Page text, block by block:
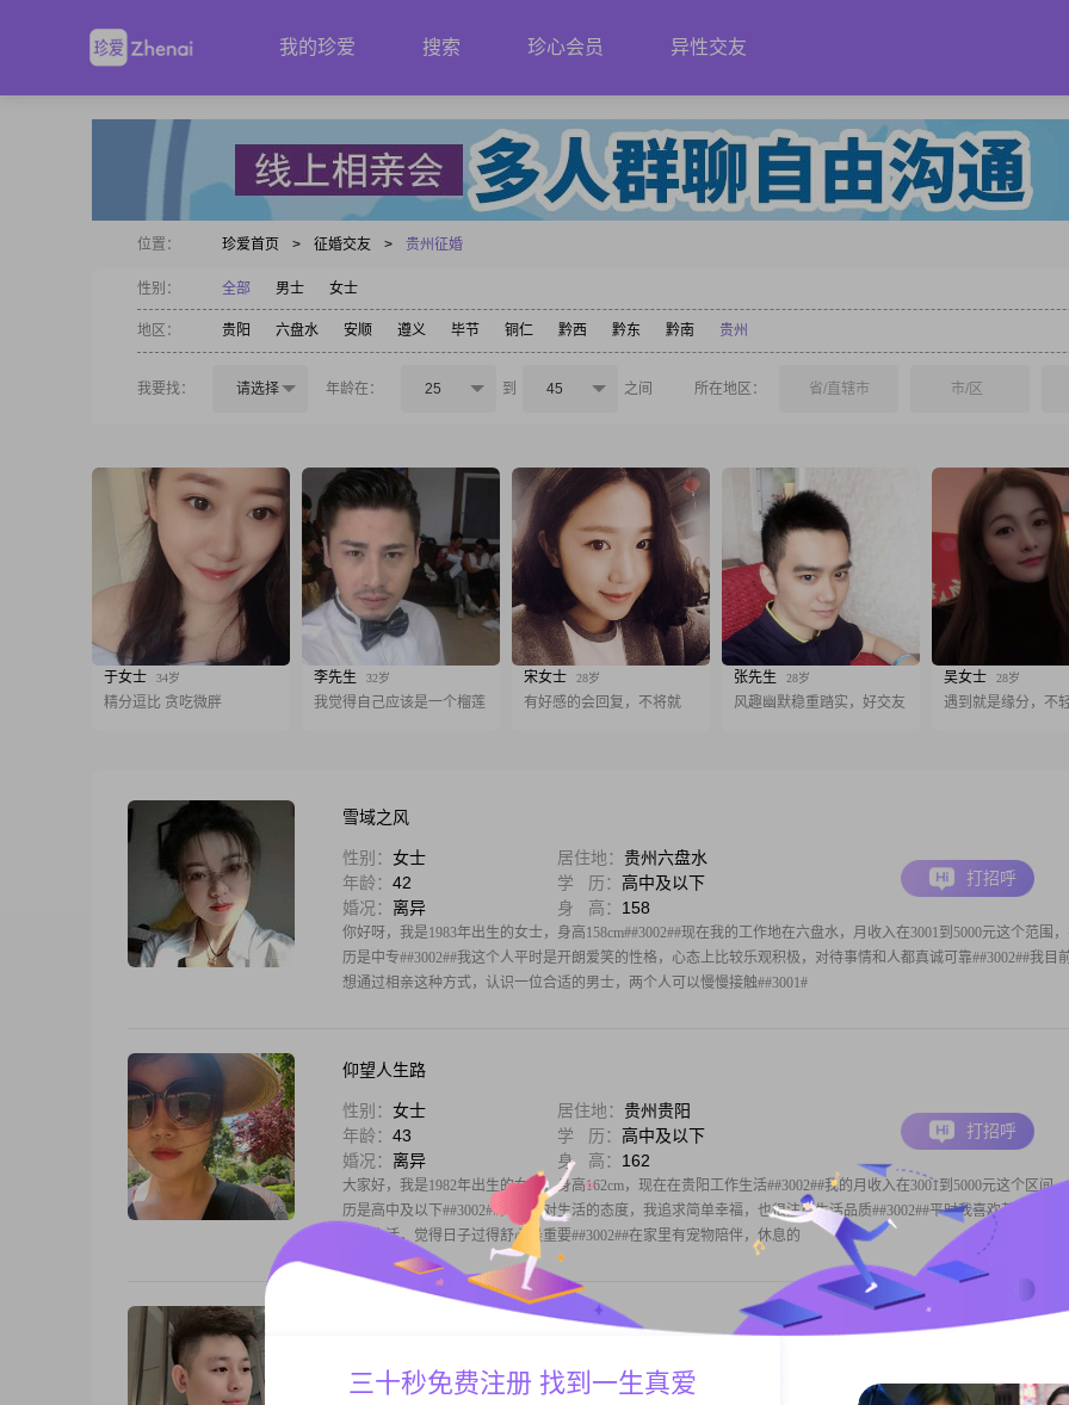
我的珍爱 搜索 珍心会员 异性交友
位置： 珍爱首页 > 征婚交友 > 贵州征婚
性别： 全部 男士 女士
地区： 贵阳 六盘水 安顺 遵义 毕节 铜仁 黔西 黔东 黔南 贵州
我要找： 请选择 年龄在： 25 到 45 之间 所在地区： 省/直辖市 市/区
于女士 34岁
精分逗比 贪吃微胖
李先生 32岁
我觉得自己应该是一个榴莲
宋女士 28岁
有好感的会回复，不将就
张先生 28岁
风趣幽默稳重踏实，好交友
吴女士 28岁
遇到就是缘分，不
雪域之风
性别： 女士 居住地： 贵州六盘水
年龄： 42 学 历： 高中及以下
婚况： 离异 身 高： 158
你好呀，我是1983年出生的女士，身高158cm##3002##现在我的工作地在六盘水，月收入在3001到5000元这个范围
历是中专##3002##我这个人平时是开朗爱笑的性格，心态上比较乐观积极，对待事情和人都真诚可靠##3002##我目
想通过相亲这种方式，认识一位合适的男士，两个人可以慢慢接触##3001#
打招呼
仰望人生路
性别： 女士 居住地： 贵州贵阳
年龄： 43 学 历： 高中及以下
婚况： 离异 身 高： 162
大家好，我是1982年出生的女士，身高162cm，现在在贵阳工作生活##3002##我的月收入在3001到5000元这个区间
历是高中及以下##3002##关于我对生活的态度，我追求简单幸福，也很注重生活品质##3002##平时我喜欢茶艺品鉴
热爱生活，觉得日子过得舒心最重要##3002##在家里有宠物陪伴，休息的
打招呼
年龄：37 月 薪：20001-50000元
打招呼
三十秒免费注册 找到一生真爱